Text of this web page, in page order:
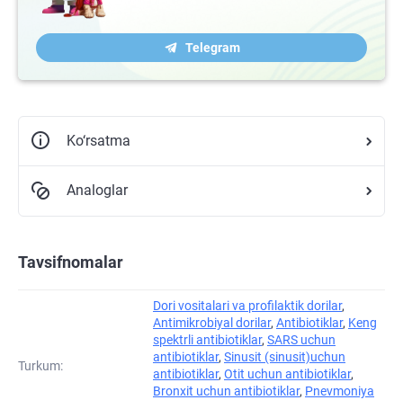
Telegram
Ko‘rsatma
Analoglar
Tavsifnomalar
Turkum:
Dori vositalari va profilaktik dorilar,
Antimikrobiyal dorilar, Antibiotiklar, Keng
spektrli antibiotiklar, SARS uchun
antibiotiklar, Sinusit (sinusit)uchun
antibiotiklar, Otit uchun antibiotiklar,
Bronxit uchun antibiotiklar, Pnevmoniya